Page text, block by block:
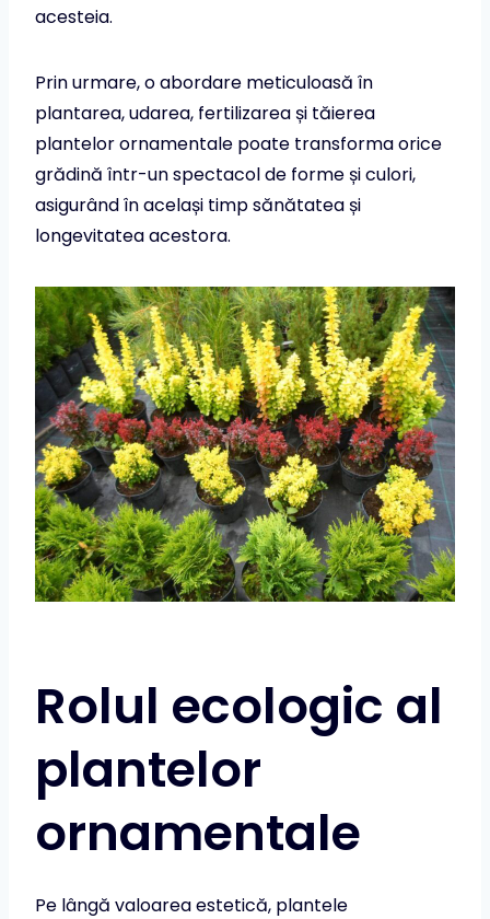
acesteia.
Prin urmare, o abordare meticuloasă în
plantarea, udarea, fertilizarea și tăierea
plantelor ornamentale poate transforma orice
grădină într-un spectacol de forme și culori,
asigurând în același timp sănătatea și
longevitatea acestora.
Rolul ecologic al
plantelor
ornamentale
Pe lângă valoarea estetică, plantele